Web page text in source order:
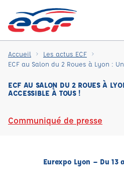
Accueil
Les actus ECF
ECF AU SALON DU 2 ROUES À
ACCESSIBLE À TOUS !
Communiqué de presse
Eurexpo Lyon – Du 13